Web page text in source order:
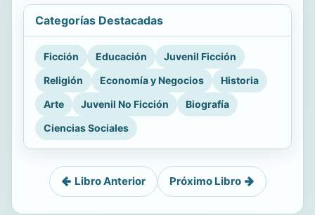
Categorías Destacadas
Ficción Educación
Juvenil Ficción
Religión
Economía y Negocios
Historia
Arte
Juvenil No Ficción
Biografía
Ciencias Sociales
Libro Anterior Próximo Libro